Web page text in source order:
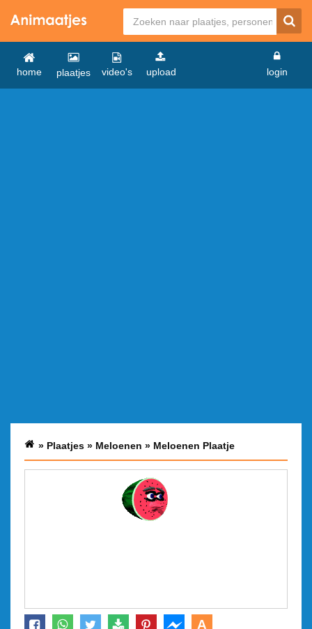
home plaatjes video's upload login
» Plaatjes » Meloenen » Meloenen Plaatje
A